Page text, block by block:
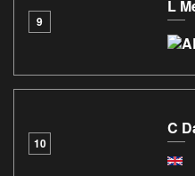
9
L
10
C